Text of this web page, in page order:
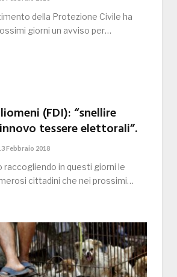
della Protezione Civile ha
giorni un avviso per…
(FDI): “snellire
tessere elettorali”.
Febbraio 2018
raccogliendo in questi giorni le
cittadini che nei prossimi…